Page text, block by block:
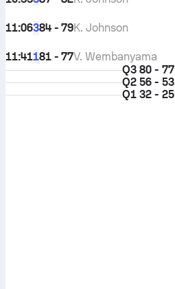
11:06384 - 79K. Johnson
11:41181 - 77V. Wembanyama
Q3 80 - 77
Q2 56 - 53
Q1 32 - 25